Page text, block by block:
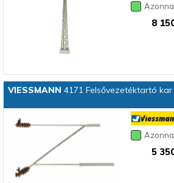
8
VIESSMANN 4171 Felsővezetéktartó kar
5